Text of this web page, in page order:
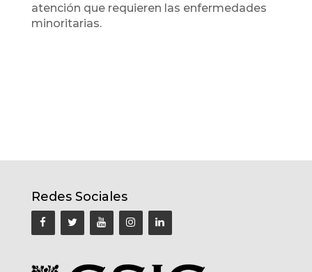
atención que requieren las enfermedades
minoritarias.
Redes Sociales